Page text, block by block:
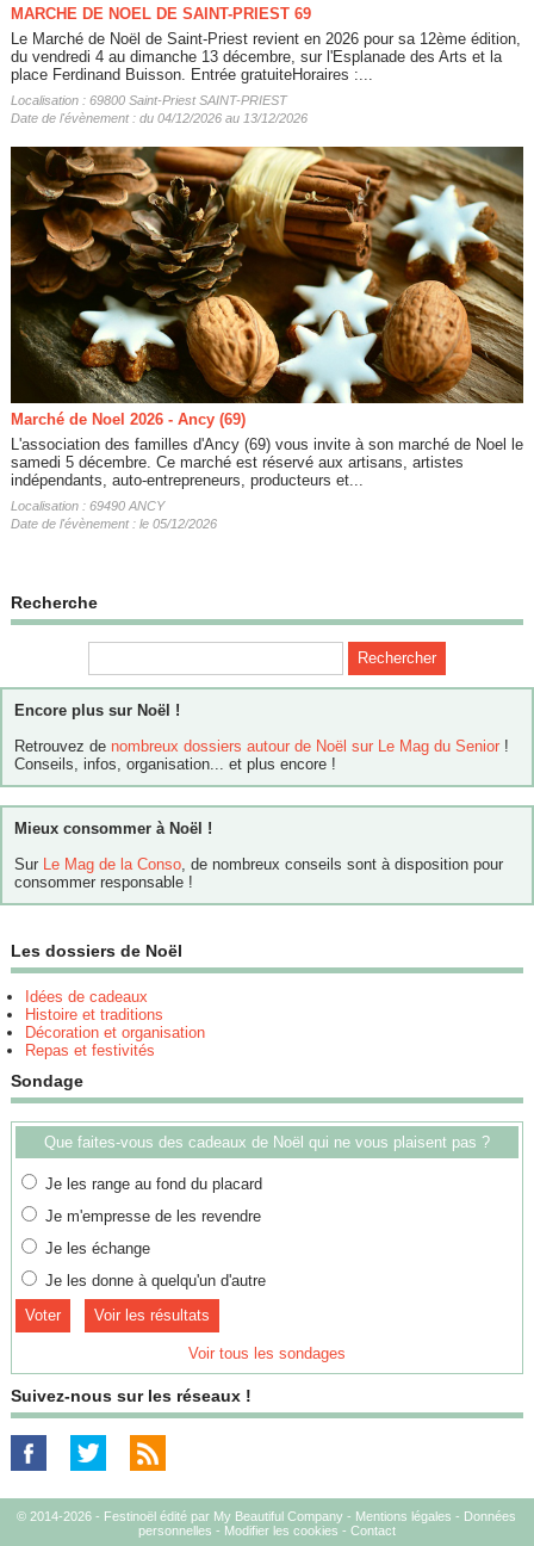
MARCHE DE NOEL DE SAINT-PRIEST 69
Le Marché de Noël de Saint-Priest revient en 2026 pour sa 12ème édition,
du vendredi 4 au dimanche 13 décembre, sur l'Esplanade des Arts et la
place Ferdinand Buisson. Entrée gratuiteHoraires :...
Localisation : 69800 Saint-Priest SAINT-PRIEST
Date de l'évènement : du 04/12/2026 au 13/12/2026
Marché de Noel 2026 - Ancy (69)
L'association des familles d'Ancy (69) vous invite à son marché de Noel le
samedi 5 décembre. Ce marché est réservé aux artisans, artistes
indépendants, auto-entrepreneurs, producteurs et...
Localisation : 69490 ANCY
Date de l'évènement : le 05/12/2026
Recherche
Encore plus sur Noël !
Retrouvez de nombreux dossiers autour de Noël sur Le Mag du Senior !
Conseils, infos, organisation... et plus encore !
Mieux consommer à Noël !
Sur
Le Mag de la Conso , de nombreux conseils sont à disposition pour
consommer responsable !
Les dossiers de Noël
Idées de cadeaux
Histoire et traditions
Décoration et organisation
Repas et festivités
Sondage
Que faites-vous des cadeaux de Noël qui ne vous plaisent pas ?
Je les range au fond du placard
Je m'empresse de les revendre
Je les échange
Je les donne à quelqu'un d'autre
Voir les résultats
Voir tous les sondages
Suivez-nous sur les réseaux !
© 2014-2026 - Festinoël édité par My Beautiful Company - Mentions légales - Données
personnelles - Modifier les cookies - Contact